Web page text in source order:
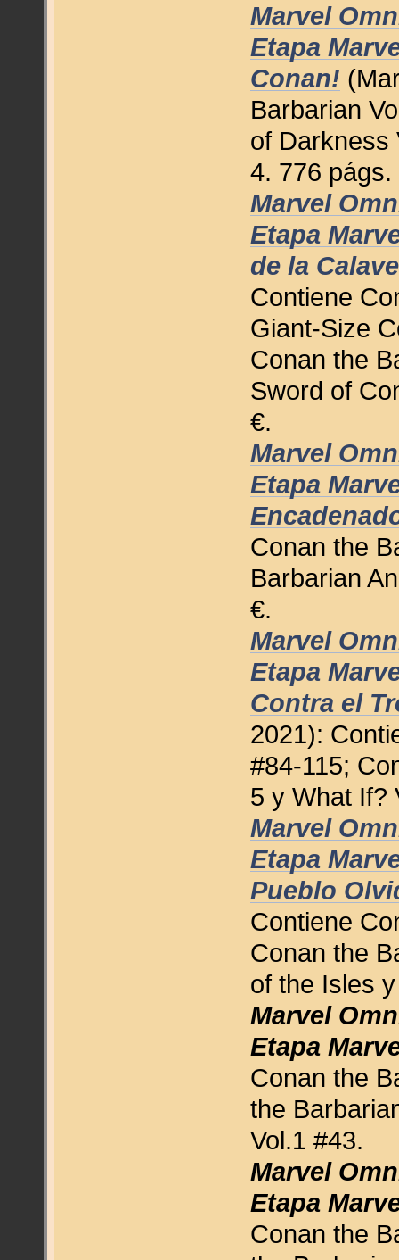
Marvel
Etapa
Conan!
Barbarian
of Darkness
4. 776
Marvel
Etapa
de la
Contiene
Giant-Size
Conan the
Sword of
€.
Marvel
Etapa
Conan the
Barbarian
€.
Marvel
Etapa
Contra el
2021):
#84-115;
5 y What If?
Marvel
Etapa
Pueblo
Contiene
Conan the
of the Isles
Marvel
Etapa
Conan the
the
Vol.1 #43.
Marvel
Etapa
Conan the